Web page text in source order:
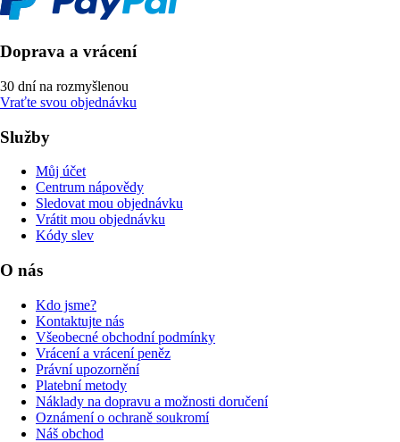
Doprava a vrácení
30 dní na rozmyšlenou
Vraťte svou objednávku
Služby
Můj účet
Centrum nápovědy
Sledovat mou objednávku
Vrátit mou objednávku
Kódy slev
O nás
Kdo jsme?
Kontaktujte nás
Všeobecné obchodní podmínky
Vrácení a vrácení peněz
Právní upozornění
Platební metody
Náklady na dopravu a možnosti doručení
Oznámení o ochraně soukromí
Náš obchod